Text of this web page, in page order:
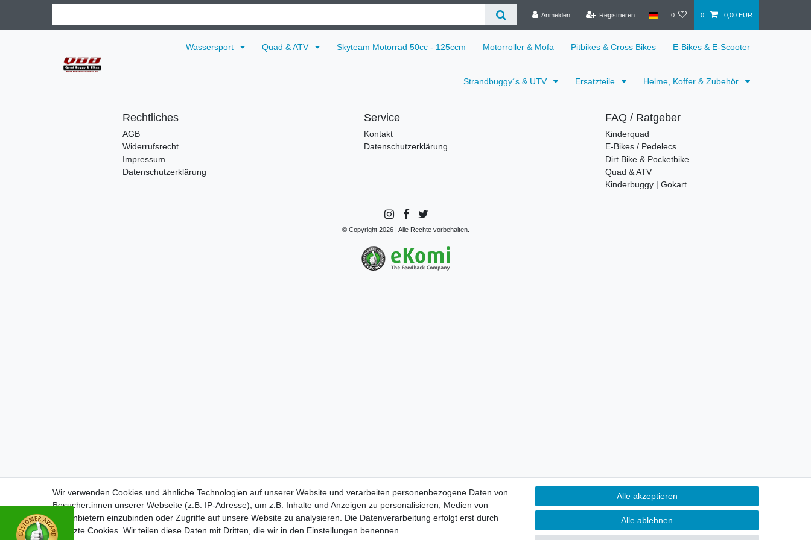
Anmelden Registrieren 0 0 0,00 EUR
Wassersport Quad & ATV Skyteam Motorrad 50cc - 125ccm Motorroller & Mofa Pitbikes & Cross Bikes E-Bikes & E-Scooter
Strandbuggy´s & UTV Ersatzteile Helme, Koffer & Zubehör
Rechtliches
AGB
Widerrufsrecht
Impressum
Datenschutzerklärung
Service
Kontakt
Datenschutzerklärung
FAQ / Ratgeber
Kinderquad
E-Bikes / Pedelecs
Dirt Bike & Pocketbike
Quad & ATV
Kinderbuggy | Gokart
© Copyright 2026 | Alle Rechte vorbehalten.
Wir verwenden Cookies und ähnliche Technologien auf unserer Website und verarbeiten personenbezogene Daten von
Besucher:innen unserer Webseite (z.B. IP-Adresse), um z.B. Inhalte und Anzeigen zu personalisieren, Medien von
Drittanbietern einzubinden oder Zugriffe auf unsere Website zu analysieren. Die Datenverarbeitung erfolgt erst durch
gesetzte Cookies. Wir teilen diese Daten mit Dritten, die wir in den Einstellungen benennen.
Alle akzeptieren
Alle ablehnen